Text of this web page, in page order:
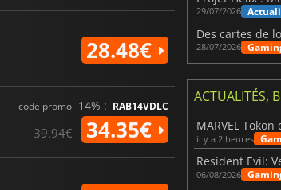
28.48€
code promo-14% : RAB14VDLC
39.94€ 34.35€
29/07/2026
28/07/2026
ACTUALITÉS,
il y a 2 heures
06/08/2026